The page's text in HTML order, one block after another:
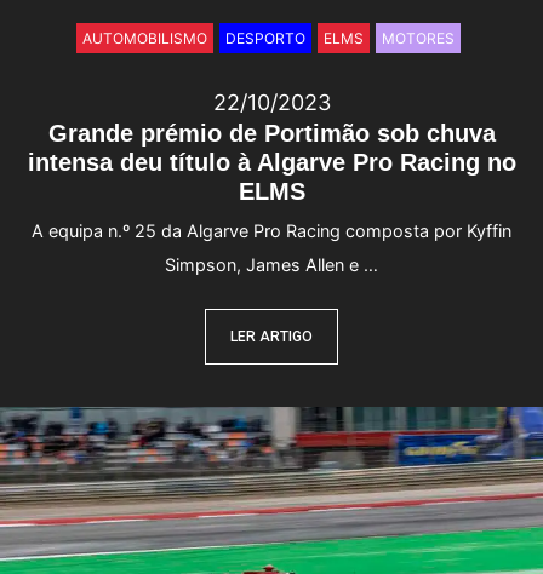
Grande prémio de Portimão sob chuva
intensa deu título à Algarve Pro Racing no
ELMS
22/10/2023
A equipa n.º 25 da Algarve Pro Racing composta por Kyffin
Simpson, James Allen e …
LER ARTIGO
AUTOMOBILISMO DESPORTO ELMS MOTORES